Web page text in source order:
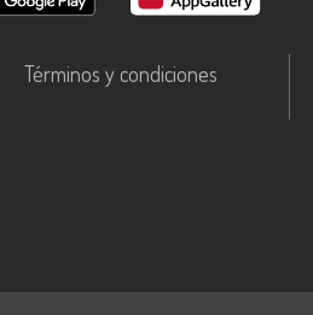
Términos y condiciones